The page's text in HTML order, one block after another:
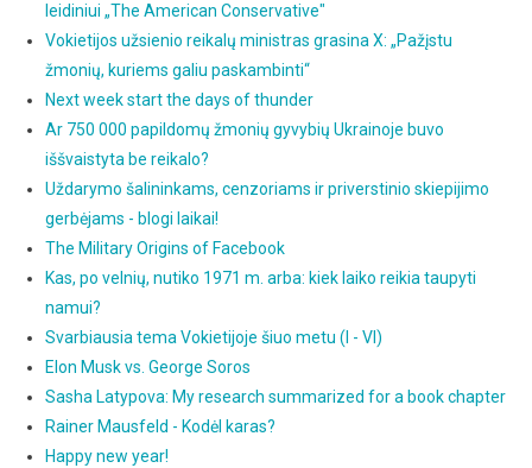
leidiniui „The American Conservative"
Vokietijos užsienio reikalų ministras grasina X: „Pažįstu
žmonių, kuriems galiu paskambinti“
Next week start the days of thunder
Ar 750 000 papildomų žmonių gyvybių Ukrainoje buvo
iššvaistyta be reikalo?
Uždarymo šalininkams, cenzoriams ir priverstinio skiepijimo
gerbėjams - blogi laikai!
The Military Origins of Facebook
Kas, po velnių, nutiko 1971 m. arba: kiek laiko reikia taupyti
namui?
Svarbiausia tema Vokietijoje šiuo metu (I - VI)
Elon Musk vs. George Soros
Sasha Latypova: My research summarized for a book chapter
Rainer Mausfeld - Kodėl karas?
Happy new year!